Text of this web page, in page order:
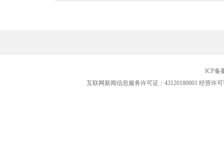
ICP备
互联网新闻信息服务许可证：43120180001 经营许可